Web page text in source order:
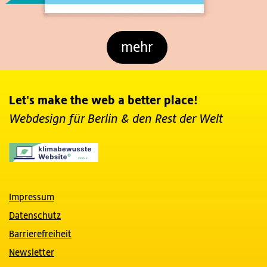
mehr
Let's make the web a better place!
Webdesign für Berlin & den Rest der Welt
Impressum
Datenschutz
Barrierefreiheit
Newsletter